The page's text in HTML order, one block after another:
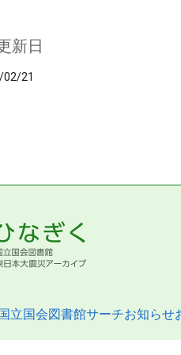
新日
02/21
立国会図書館サーチお知らせ